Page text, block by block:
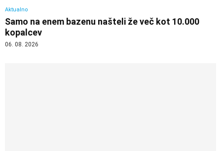
Aktualno
Samo na enem bazenu našteli že več kot 10.000
kopalcev
06. 08. 2026